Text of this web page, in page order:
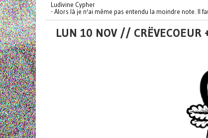
Ludivine Cypher
- Alors là je n'ai même pas entendu la moindre note. Il
LUN 10 NOV // CRËVECOEUR